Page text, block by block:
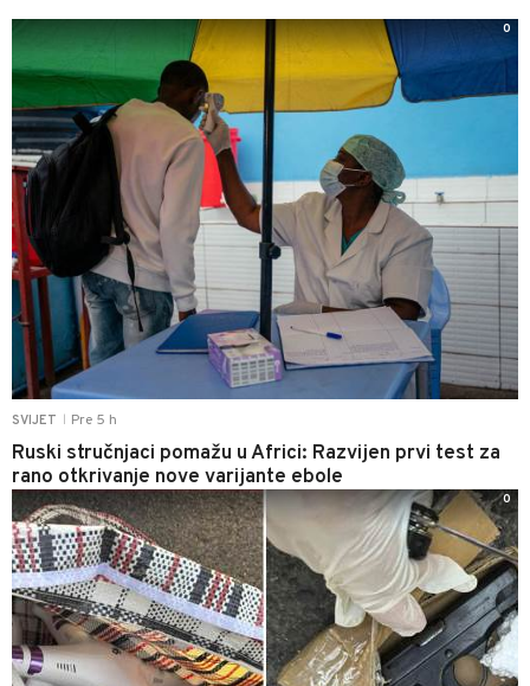
SVIJET Pre 5 h
Ruski stručnjaci pomažu u Africi: Razvijen prvi test za
rano otkrivanje nove varijante ebole
0
0